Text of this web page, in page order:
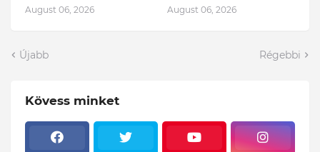
August 06, 2026 August 06, 2026
Újabb Régebbi
Kövess minket